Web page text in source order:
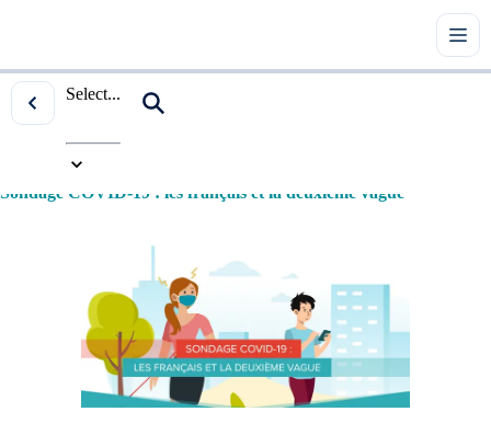
Select...
Accueil
Sondage COVID-19 : les français et la deuxième vague